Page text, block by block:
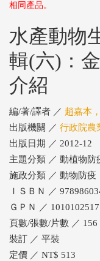
相同產品。
水產動物
輯(六)：
介紹
編/著/譯者 ／ 趙嘉本
出版機關 ／ 行政院農
出版日期 ／ 2012-12
主題分類 ／ 動植物防
施政分類 ／ 動物防疫
ＩＳＢＮ ／
ＧＰＮ ／ 1010102517
頁數/張數/片數 ／ 156
裝訂 ／ 平裝
定價 ／ NT$ 513